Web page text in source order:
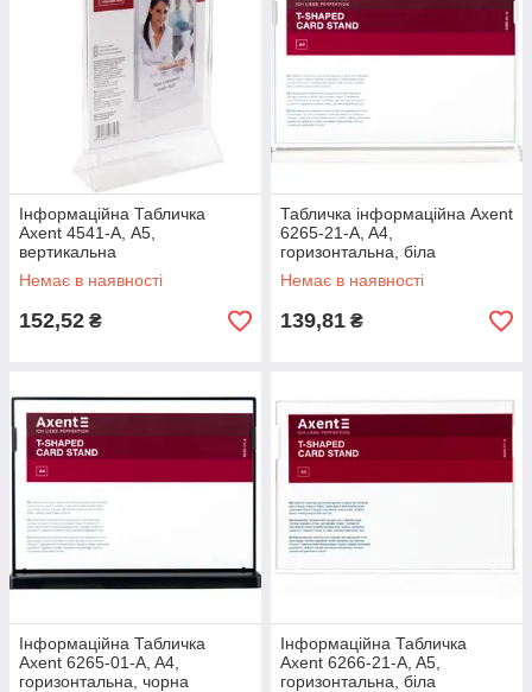
Інформаційна Табличка
Axent 4541-A, А5,
вертикальна
Немає в наявності
152,52 ₴
Табличка інформаційна Axent
6265-21-A, A4,
горизонтальна, біла
Немає в наявності
139,81 ₴
Інформаційна Табличка
Axent 6265-01-A, A4,
горизонтальна, чорна
Інформаційна Табличка
Axent 6266-21-A, A5,
горизонтальна, біла